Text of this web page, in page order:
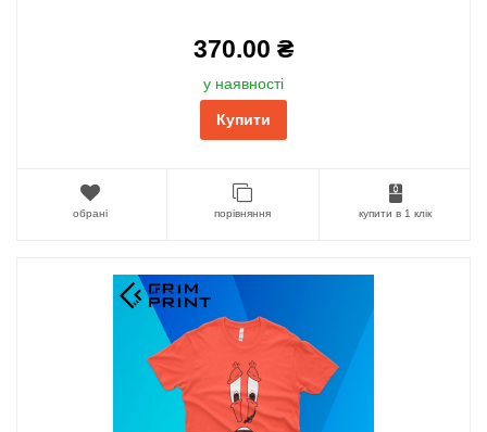
370.00 ₴
у наявності
Купити
обрані порівняння купити в 1 клік